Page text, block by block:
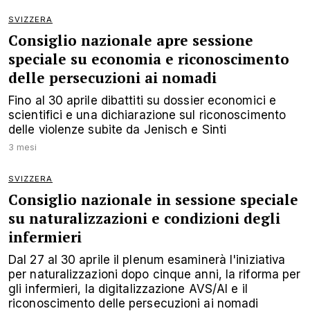
SVIZZERA
Consiglio nazionale apre sessione
speciale su economia e riconoscimento
delle persecuzioni ai nomadi
Fino al 30 aprile dibattiti su dossier economici e
scientifici e una dichiarazione sul riconoscimento
delle violenze subite da Jenisch e Sinti
3 mesi
SVIZZERA
Consiglio nazionale in sessione speciale
su naturalizzazioni e condizioni degli
infermieri
Dal 27 al 30 aprile il plenum esaminerà l'iniziativa
per naturalizzazioni dopo cinque anni, la riforma per
gli infermieri, la digitalizzazione AVS/AI e il
riconoscimento delle persecuzioni ai nomadi